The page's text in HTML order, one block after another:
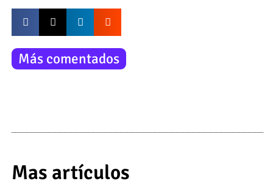
Más comentados
Mas artículos